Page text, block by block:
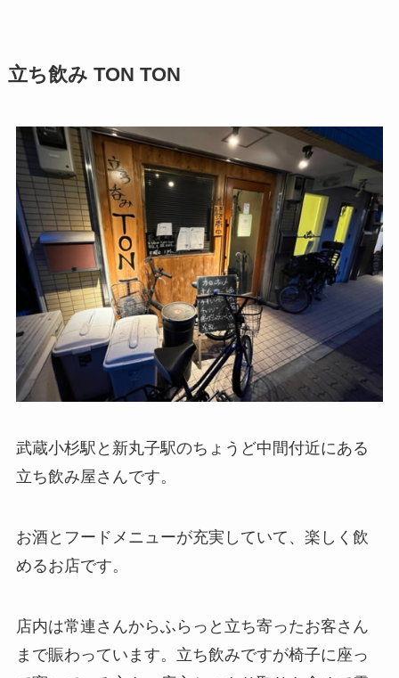
立ち飲み TON TON
武蔵小杉駅と新丸子駅のちょうど中間付近にある
立ち飲み屋さんです。
お酒とフードメニューが充実していて、楽しく飲
めるお店です。
店内は常連さんからふらっと立ち寄ったお客さん
まで賑わっています。立ち飲みですが椅子に座っ